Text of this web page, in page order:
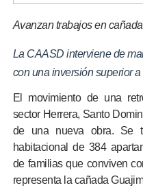
Avanzan trabajos en
La CAASD interviene de
con una inversión superior
El movimiento de una
sector Herrera, Santo
de una nueva obra. Se
habitacional de 384
de familias que conviven
representa la cañada